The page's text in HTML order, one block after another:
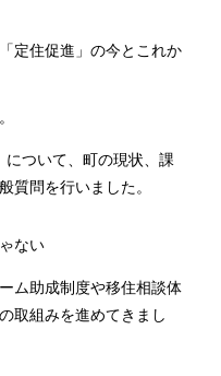
定住促進」の今とこれか
について、町の現状、課
質問を行いました。
ない
ム助成制度や移住相談体
取組みを進めてきまし